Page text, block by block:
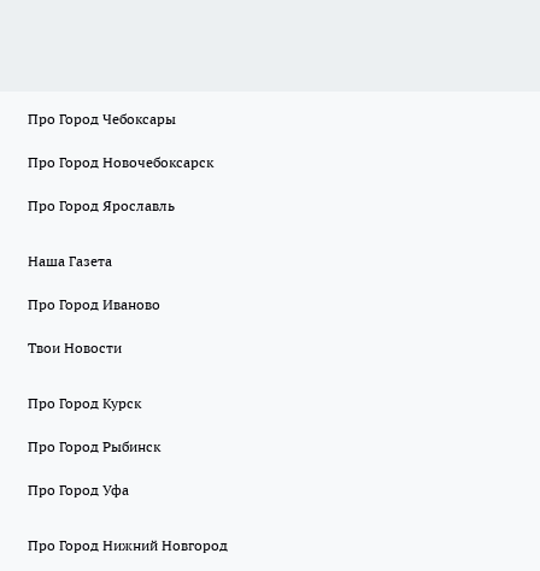
Про Город Чебоксары
Про Город Новочебоксарск
Про Город Ярославль
Наша Газета
Про Город Иваново
Твои Новости
Про Город Курск
Про Город Рыбинск
Про Город Уфа
Про Город Нижний Новгород